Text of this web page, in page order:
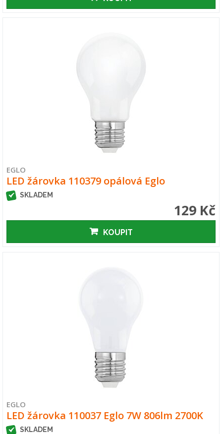
EGLO
LED žárovka 110379 opálová Eglo
SKLADEM
129 Kč
KOUPIT
EGLO
LED žárovka 110037 Eglo 7W 806lm 2700K
SKLADEM